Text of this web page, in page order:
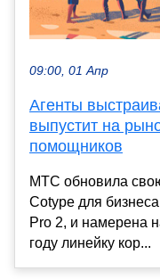
09:00, 01 Апр
Агенты
выпустит на
помощников
МТС обновила
Cotype для
Pro 2, и намерена
году линейку кор...